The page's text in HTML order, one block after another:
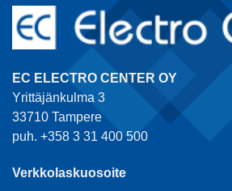
EC ELECTRO CENTER OY
Yrittäjänkulma 3
33710 Tampere
puh. +358 3 31 400 500
Verkkolaskuosoite